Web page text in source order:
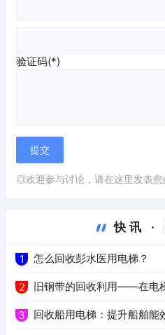
验证码(*)
◎欢迎参与讨论，请在这里发表您
快讯 ·
1 怎么回收彭水医用电梯？
2 旧钢带的回收利用——在电
3 回收船用电梯：提升船舶能